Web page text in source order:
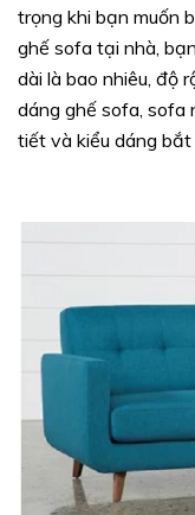
trọng khi bạn muốn
ghế sofa tại nhà,
dài là bao nhiêu, độ
dáng ghế sofa, sofa
tiết và kiểu dáng